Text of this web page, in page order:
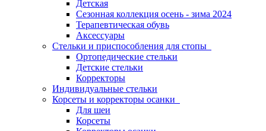
Детская
Сезонная коллекция осень - зима 2024
Терапевтическая обувь
Аксессуары
Стельки и приспособления для стопы
Ортопедические стельки
Детские стельки
Корректоры
Индивидуальные стельки
Корсеты и корректоры осанки
Для шеи
Корсеты